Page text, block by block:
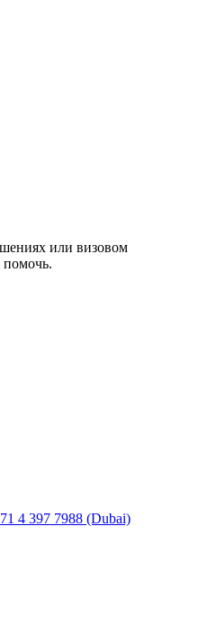
или визовом
помочь.
4 397 7988 (Dubai)